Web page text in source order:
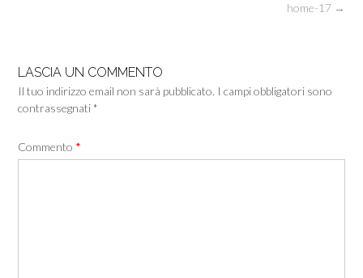
home-17 →
LASCIA UN COMMENTO
Il tuo indirizzo email non sarà pubblicato. I campi obbligatori sono
contrassegnati*
Commento *